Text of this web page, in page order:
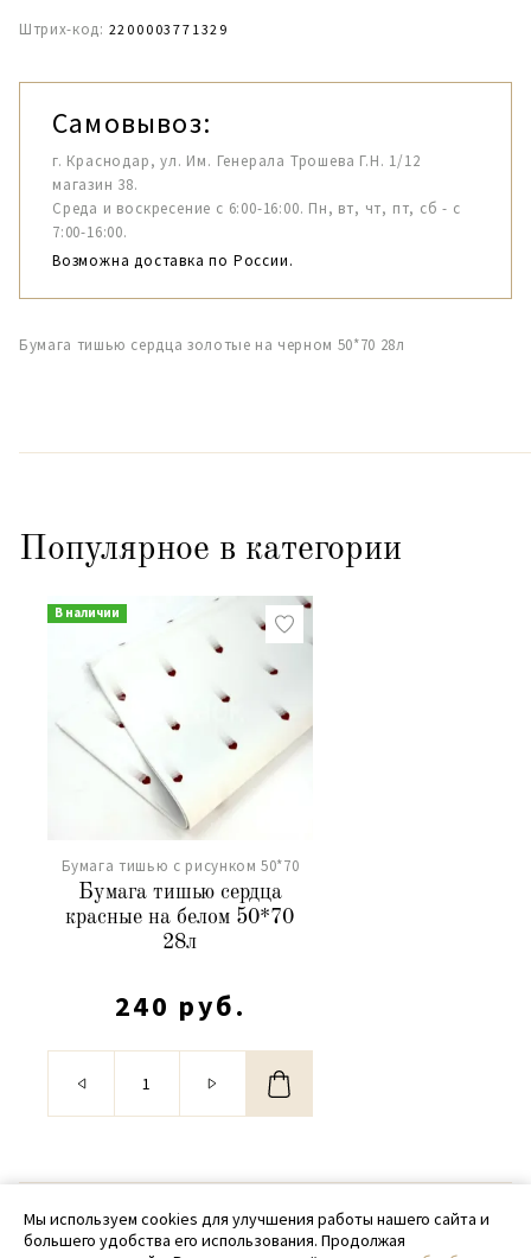
Штрих-код: 2200003771329
Самовывоз:
г. Краснодар, ул. Им. Генерала Трошева Г.Н. 1/12
магазин 38.
Среда и воскресение с 6:00-16:00. Пн, вт, чт, пт, сб - с
7:00-16:00.
Возможна доставка по России.
Бумага тишью сердца золотые на черном 50*70 28л
Популярное в категории
В наличии
Бумага тишью с рисунком 50*70
Бумага тишью сердца
красные на белом 50*70
28л
240 руб.
© 2020 - 2026 SamPack
Мы используем cookies для улучшения работы нашего сайта и
большего удобства его использования. Продолжая